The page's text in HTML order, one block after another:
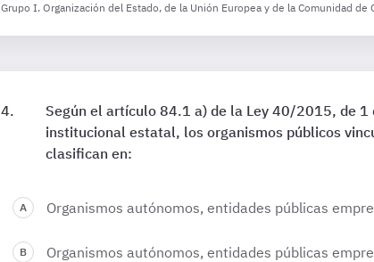
Grupo I. Organización del Estado, de la Unión Europea y de la Comunidad
Según el artículo 84.1 a) de la Ley 40/2015, de
institucional estatal, los organismos públicos
clasifican en:
Organismos autónomos, entidades públicas
Organismos autónomos, entidades públicas